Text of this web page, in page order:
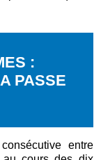
:
PASSE
entre